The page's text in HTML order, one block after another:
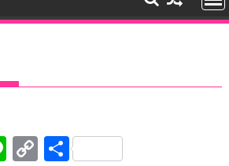
Li C S